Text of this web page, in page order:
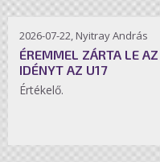
2026-07-22, Nyitray András
ÉREMMEL ZÁRTA LE AZ
IDÉNYT AZ U17
Értékelő.